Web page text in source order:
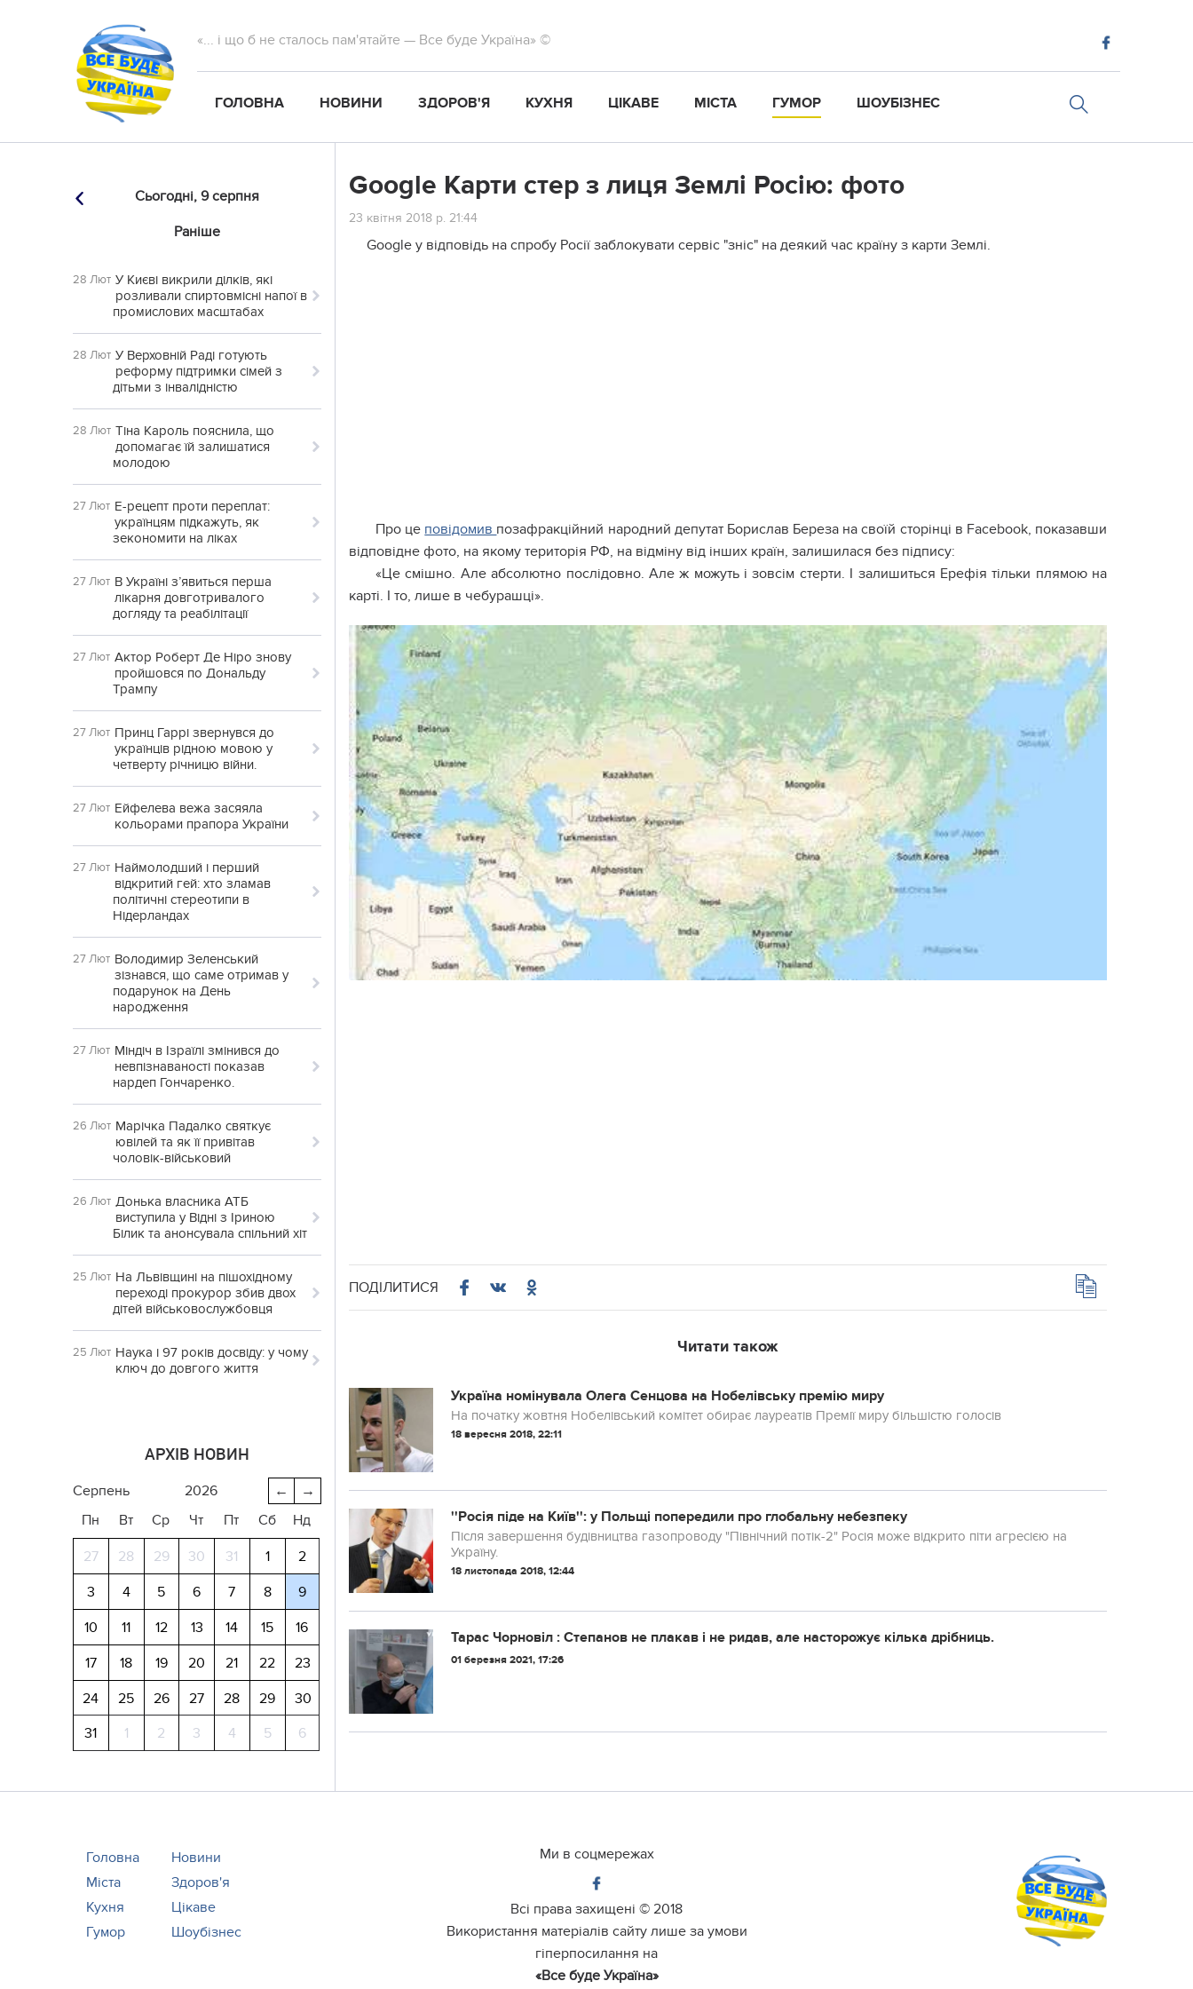
«... і що б не сталось пам'ятайте — Все буде Україна» ©
ГОЛОВНА НОВИНИ ЗДОРОВ'Я КУХНЯ ЦІКАВЕ МІСТА ГУМОР ШОУБІЗНЕС
Сьогодні, 9 серпня
Раніше
28 Лют У Києві викрили ділків, які
розливали спиртовмісні напої в
промислових масштабах
28 Лют У Верховній Раді готують
реформу підтримки сімей з
дітьми з інвалідністю
28 Лют Тіна Кароль пояснила, що
допомагає їй залишатися
молодою
27 Лют Е-рецепт проти переплат:
українцям підкажуть, як
зекономити на ліках
27 Лют В Україні з’явиться перша
лікарня довготривалого
догляду та реабілітації
27 Лют Актор Роберт Де Ніро знову
пройшовся по Дональду
Трампу
27 Лют Принц Гаррі звернувся до
українців рідною мовою у
четверту річницю війни.
27 Лют Ейфелева вежа засяяла
кольорами прапора України
27 Лют Наймолодший і перший
відкритий гей: хто зламав
політичні стереотипи в
Нідерландах
27 Лют Володимир Зеленський
зізнався, що саме отримав у
подарунок на День
народження
27 Лют Міндіч в Ізраїлі змінився до
невпізнаваності показав
нардеп Гончаренко.
26 Лют Марічка Падалко святкує
ювілей та як її привітав
чоловік-військовий
26 Лют Донька власника АТБ
виступила у Відні з Іриною
Білик та анонсувала спільний хіт
25 Лют На Львівщині на пішохідному
переході прокурор збив двох
дітей військовослужбовця
25 Лют Наука і 97 років досвіду: у чому
ключ до довгого життя
АРХІВ НОВИН
→
←
серпень
2026
Пн
Вт Ср Чт Пт Сб Нд
27 28 29 30 31 1
2
3
4 5 6 7 8
9
10
11 12 13 14 15
16
17
18 19 20 21 22
23
24
25 26 27 28 29
30
31
1 2 3 4 5 6
Google Карти стер з лиця Землі Росію: фото
23 квітня 2018 р. 21:44
Google у відповідь на спробу Росії заблокувати сервіс "зніс" на деякий час країну з карти Землі.
Про це повідомив позафракційний народний депутат Борислав Береза на своїй сторінці в Facebook, показавши
відповідне фото, на якому територія РФ, на відміну від інших країн, залишилася без підпису:
«Це смішно. Але абсолютно послідовно. Але ж можуть і зовсім стерти. І залишиться Ерефія тільки плямою на
карті. І то, лише в чебурашці».
ПОДІЛИТИСЯ
Читати також
Україна номінувала Олега Сенцова на Нобелівську премію миру
На початку жовтня Нобелівський комітет обирає лауреатів Премії миру більшістю голосів
18 вересня 2018, 22:11
''Росія піде на Київ'': у Польщі попередили про глобальну небезпеку
Після завершення будівництва газопроводу "Північний потік-2" Росія може відкрито піти агресією на
Україну.
18 листопада 2018, 12:44
Тарас Чорновіл : Степанов не плакав і не ридав, але насторожує кілька дрібниць.
01 березня 2021, 17:26
Головна
Новини
Міста
Здоров'я
Кухня
Цікаве
Гумор
Шоубізнес
Ми в соцмережах
Всі права захищені © 2018
Використання матеріалів сайту лише за умови
гіперпосилання на
«Все буде Україна»